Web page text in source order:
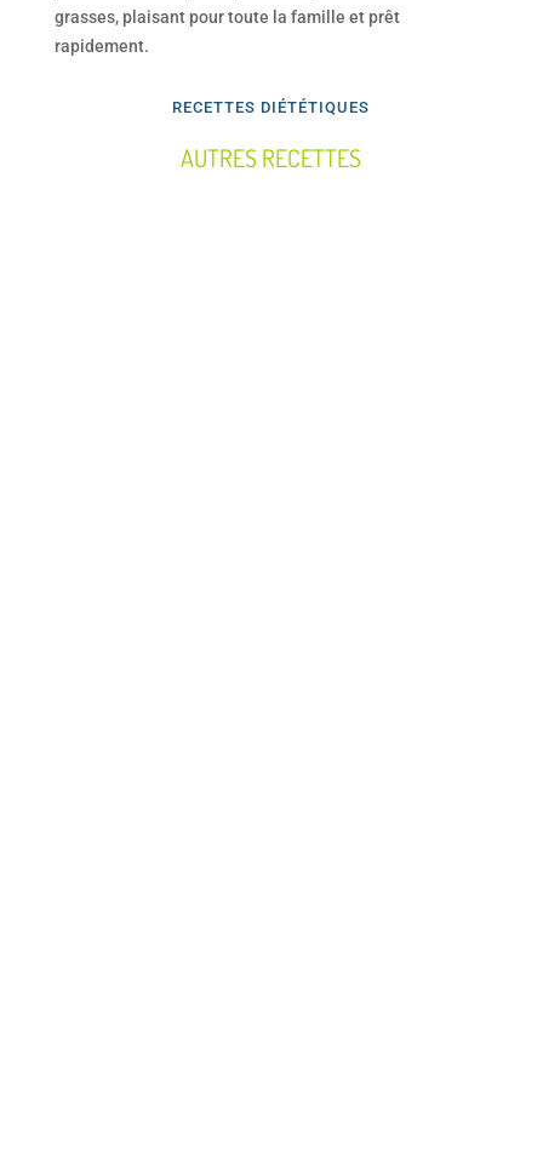
grasses, plaisant pour toute la famille et prêt
rapidement.
RECETTES DIÉTÉTIQUES
AUTRES RECETTES